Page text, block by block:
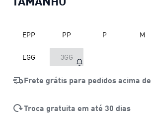
EPP PP P M
EGG 3GG
Frete grátis para pedidos acima de
Troca gratuita em até 30 dias